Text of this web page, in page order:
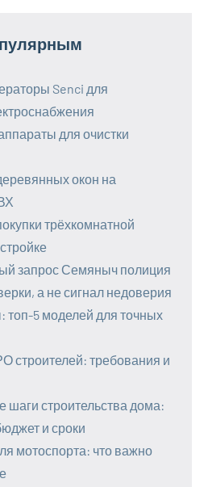
Senci для
для очистки
окон на
трёхкомнатной
запрос Семяныч полиция
а не сигнал недоверия
топ-5 моделей для точных
строителей: требования и
строительства дома:
и сроки
мотоспорта: что важно